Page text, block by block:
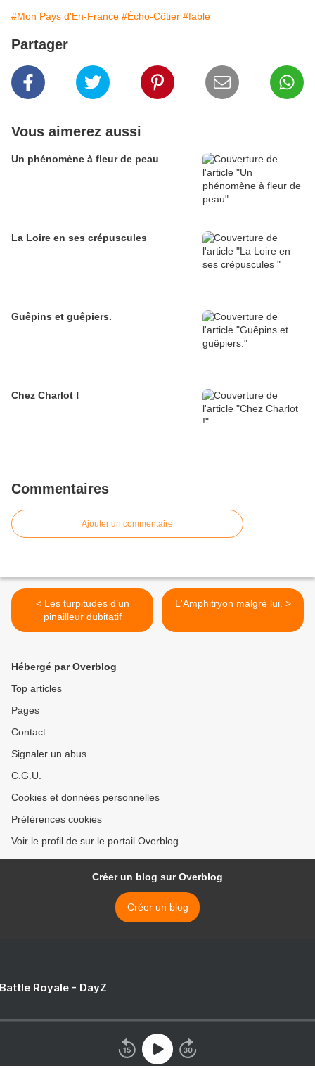
#Mon Pays d'En-France #Écho-Côtier #fable
Partager
Vous aimerez aussi
Un phénomène à fleur de peau
La Loire en ses crépuscules
Guêpins et guêpiers.
Chez Charlot !
Commentaires
Ajouter un commentaire
< Les turpitudes d’un
pinailleur dubitatif
L'Amphitryon malgré lui. >
Hébergé par Overblog
Top articles
Pages
Contact
Signaler un abus
C.G.U.
Cookies et données personnelles
Préférences cookies
Voir le profil de sur le portail Overblog
Créer un blog sur Overblog
Créer un blog
Royale - DayZ